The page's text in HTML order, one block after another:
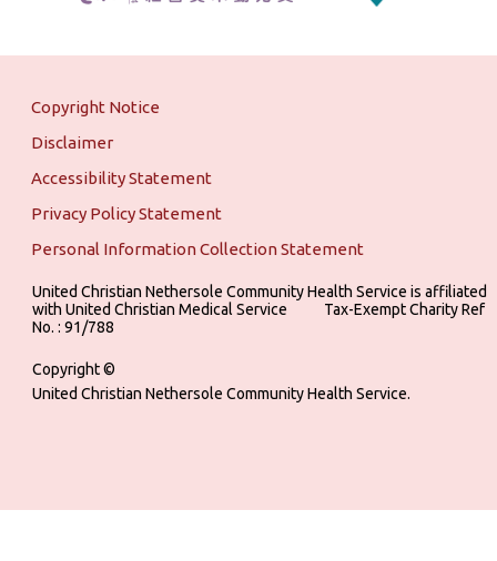
Copyright Notice
Disclaimer
Accessibility Statement
Privacy Policy Statement
Personal Information Collection Statement
United Christian Nethersole Community Health Service is affiliated
with United Christian Medical Service ‎ ‎ ‎ ‎ ‎ ‎ ‎ ‎ ‎ Tax-Exempt Charity Ref
No. : 91/788
Copyright ©
United Christian Nethersole Community Health Service.